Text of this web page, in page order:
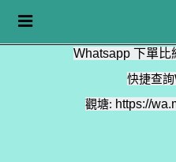
Whatsapp 下單比
快捷查
觀塘: https://
Toggle